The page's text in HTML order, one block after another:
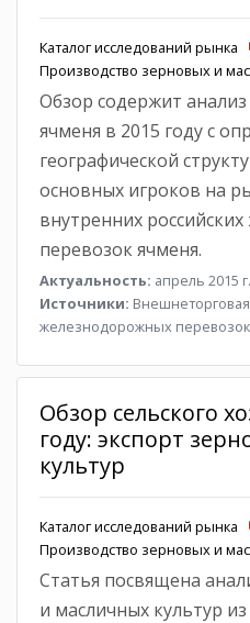
Каталог исследований рынка
Производство зерновых и
Обзор содержит
ячменя в 2015 году с
географической
основных игроков на
внутренних
перевозок ячменя.
Актуальность: апрель 2015 г.
Источники: Внешнеторговая
железнодорожных перевозок
Обзор сельского
году: экспорт
культур
Каталог исследований рынка
Производство зерновых и
Статья посвящена
и масличных культур из